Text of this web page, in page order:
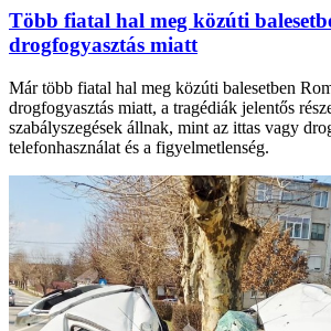
Több fiatal hal meg közúti
drogfogyasztás miatt
Már több fiatal hal meg közúti balesetben
drogfogyasztás miatt, a tragédiák jelentős
szabályszegések állnak, mint az ittas vagy
telefonhasználat és a figyelmetlenség.